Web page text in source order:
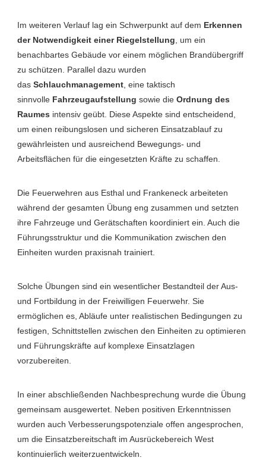
Im weiteren Verlauf lag ein Schwerpunkt auf dem Erkennen
der Notwendigkeit einer Riegelstellung, um ein
benachbartes Gebäude vor einem möglichen Brandübergriff
zu schützen. Parallel dazu wurden
das Schlauchmanagement, eine taktisch
sinnvolle Fahrzeugaufstellung sowie die Ordnung des
Raumes intensiv geübt. Diese Aspekte sind entscheidend,
um einen reibungslosen und sicheren Einsatzablauf zu
gewährleisten und ausreichend Bewegungs- und
Arbeitsflächen für die eingesetzten Kräfte zu schaffen.
Die Feuerwehren aus Esthal und Frankeneck arbeiteten
während der gesamten Übung eng zusammen und setzten
ihre Fahrzeuge und Gerätschaften koordiniert ein. Auch die
Führungsstruktur und die Kommunikation zwischen den
Einheiten wurden praxisnah trainiert.
Solche Übungen sind ein wesentlicher Bestandteil der Aus-
und Fortbildung in der Freiwilligen Feuerwehr. Sie
ermöglichen es, Abläufe unter realistischen Bedingungen zu
festigen, Schnittstellen zwischen den Einheiten zu optimieren
und Führungskräfte auf komplexe Einsatzlagen
vorzubereiten.
In einer abschließenden Nachbesprechung wurde die Übung
gemeinsam ausgewertet. Neben positiven Erkenntnissen
wurden auch Verbesserungspotenziale offen angesprochen,
um die Einsatzbereitschaft im Ausrückebereich West
kontinuierlich weiterzuentwickeln.